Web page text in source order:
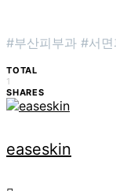
#부산피부과 #서
TOTAL
1
SHARES
easeskin